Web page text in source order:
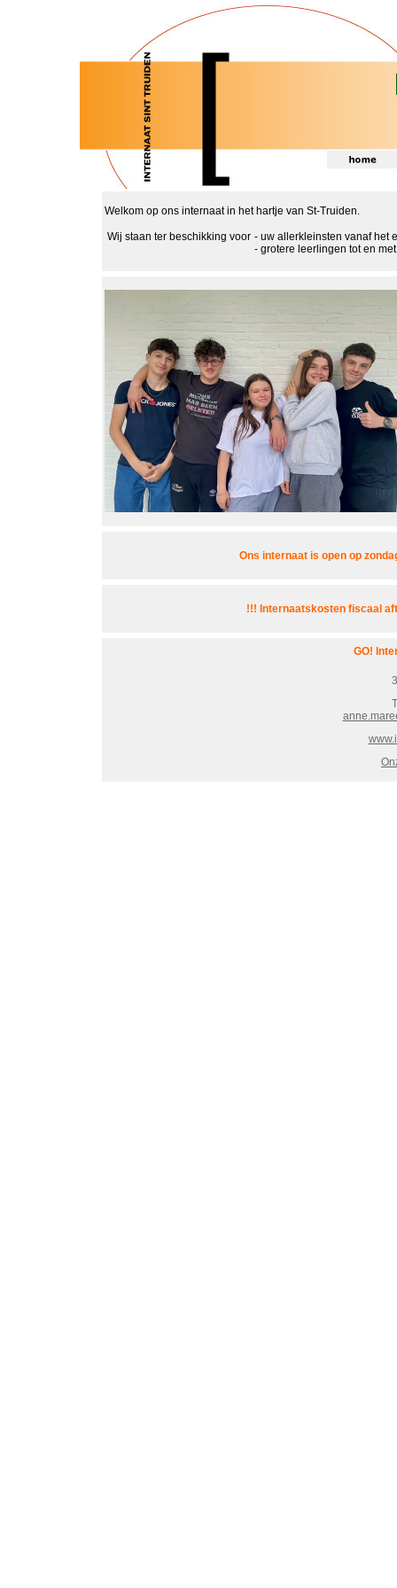
Welkom op ons internaat in het hartje van St-Truiden.
Wij staan ter beschikking voor - uw allerkleinsten vanaf het
- grotere leerlingen tot en
Ons internaat is open op
!!! Internaatskosten fiscaal
GO!